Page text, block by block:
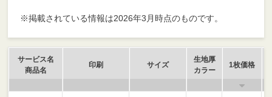
※掲載されている情報は2026年3月時点のものです。
サービス名
商品名
印刷 サイズ
生地厚
カラー
1枚価格